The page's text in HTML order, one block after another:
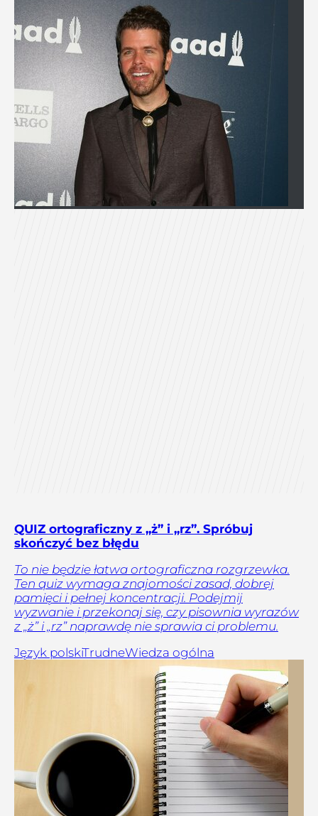
QUIZ ortograficzny z „ż” i „rz”. Spróbuj
skończyć bez błędu
To nie będzie łatwa ortograficzna rozgrzewka.
Ten quiz wymaga znajomości zasad, dobrej
pamięci i pełnej koncentracji. Podejmij
wyzwanie i przekonaj się, czy pisownia wyrazów
z „ż” i „rz” naprawdę nie sprawia ci problemu.
Język polskiTrudneWiedza ogólna